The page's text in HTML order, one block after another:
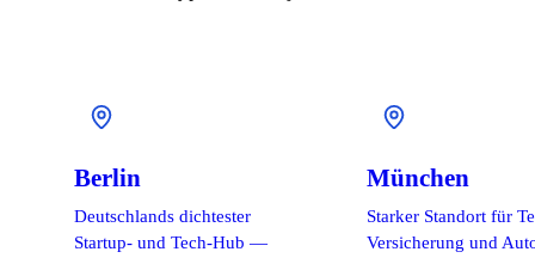
Berlin
Deutschlands dichtester
Startup- und Tech-Hub —
München
Starker Standort für
Versicherung und